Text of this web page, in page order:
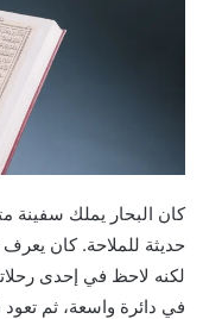
كان البحار يملك سفينة
حديثة للملاحة. كان
لكنه لاحظ في إحدى
في دائرة واسعة، ثم